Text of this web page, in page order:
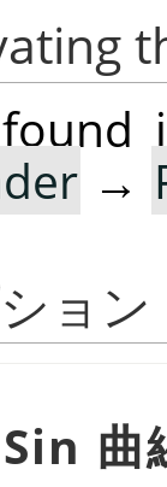
→
ョン
Sin 曲